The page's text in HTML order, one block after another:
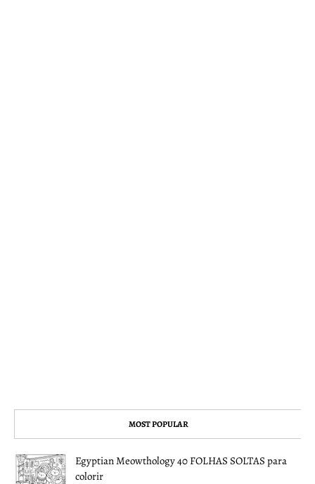
MOST POPULAR
Egyptian Meowthology 40 FOLHAS SOLTAS para
colorir